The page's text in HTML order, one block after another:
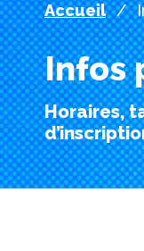
Accueil
Infos
Horaires,